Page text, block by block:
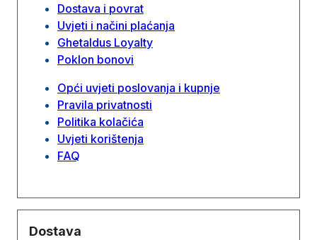
Dostava i povrat
Uvjeti i načini plaćanja
Ghetaldus Loyalty
Poklon bonovi
Opći uvjeti poslovanja i kupnje
Pravila privatnosti
Politika kolačića
Uvjeti korištenja
FAQ
Dostava